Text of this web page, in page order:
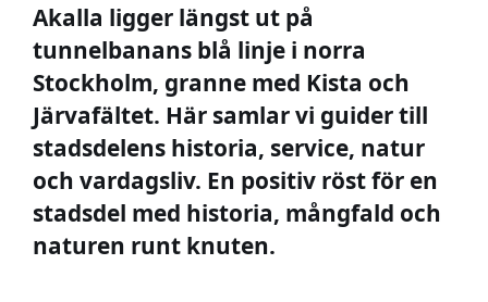
Akalla ligger längst ut på
tunnelbanans blå linje i norra
Stockholm, granne med Kista och
Järvafältet. Här samlar vi guider till
stadsdelens historia, service, natur
och vardagsliv. En positiv röst för en
stadsdel med historia, mångfald och
naturen runt knuten.